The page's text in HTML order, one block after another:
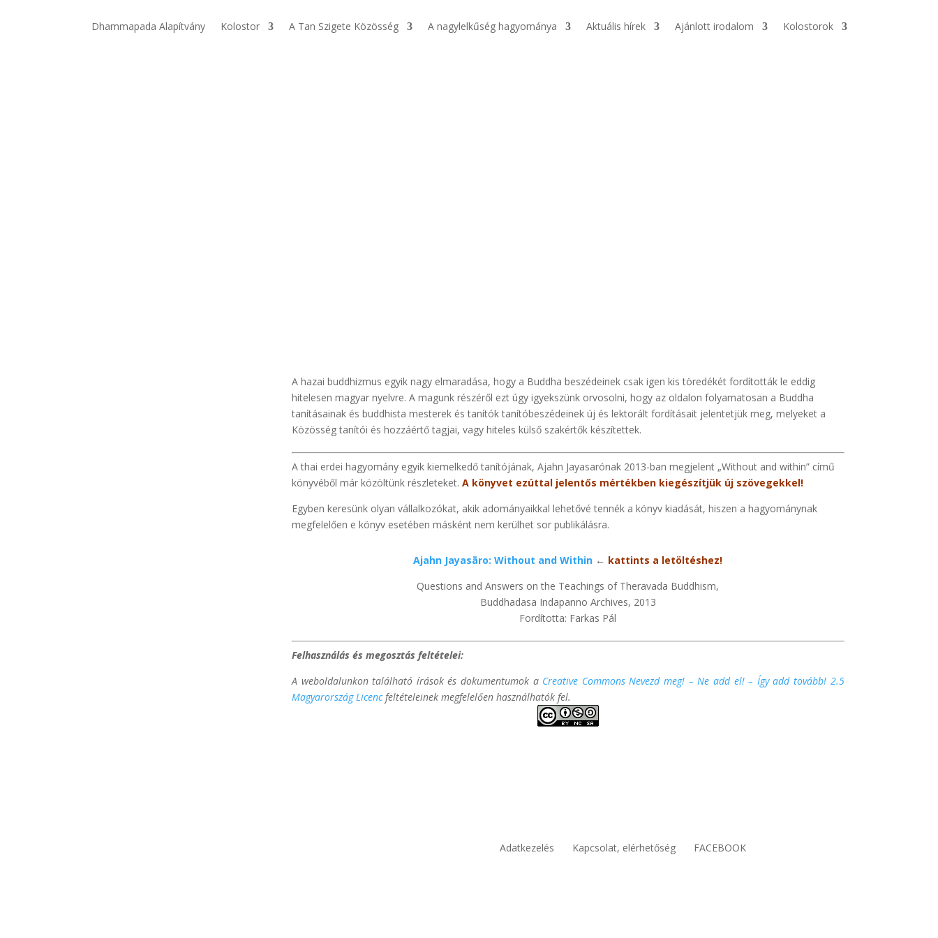
Dhammapada Alapítvány Kolostor A Tan Szigete Közösség A nagylelkűség hagyománya Aktuális hírek Ajánlott irodalom Kolostorok
A hazai buddhizmus egyik nagy elmaradása, hogy a Buddha beszédeinek csak igen kis töredékét fordították le eddig
hitelesen magyar nyelvre. A magunk részéről ezt úgy igyekszünk orvosolni, hogy az oldalon folyamatosan a Buddha
tanításainak és buddhista mesterek és tanítók tanítóbeszédeinek új és lektorált fordításait jelentetjük meg, melyeket a
Közösség tanítói és hozzáértő tagjai, vagy hiteles külső szakértők készítettek.
A thai erdei hagyomány egyik kiemelkedő tanítójának, Ajahn Jayasarónak 2013-ban megjelent „Without and within” című
könyvéből már közöltünk részleteket. A könyvet ezúttal jelentős mértékben kiegészítjük új szövegekkel!
Egyben keresünk olyan vállalkozókat, akik adományaikkal lehetővé tennék a könyv kiadását, hiszen a hagyománynak
megfelelően e könyv esetében másként nem kerülhet sor publikálásra.
Ajahn Jayasāro: Without and Within ← kattints a letöltéshez!
Questions and Answers on the Teachings of Theravada Buddhism,
Buddhadasa Indapanno Archives, 2013
Fordította: Farkas Pál
Felhasználás és megosztás feltételei:
A weboldalunkon található írások és dokumentumok a Creative Commons Nevezd meg! – Ne add el! – Így add tovább! 2.5
Magyarország Licencfeltételeinek megfelelően használhatók fel.
Adatkezelés Kapcsolat, elérhetőség FACEBOOK